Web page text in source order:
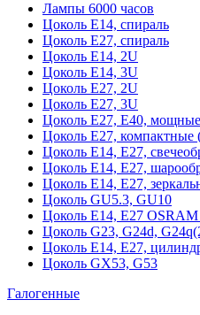
Лампы 6000 часов
Цоколь Е14, спираль
Цоколь Е27, спираль
Цоколь Е14, 2U
Цоколь Е14, 3U
Цоколь Е27, 2U
Цоколь Е27, 3U
Цоколь Е27, Е40,
Цоколь Е27, компактные
Цоколь Е14, Е27,
Цоколь Е14, Е27,
Цоколь Е14, Е27,
Цоколь GU5.3, GU10
Цоколь Е14, Е27
Цоколь G23, G24d,
Цоколь Е14, Е27,
Цоколь GX53, G53
Галогенные